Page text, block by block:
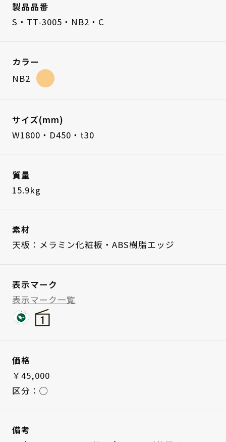
製品品番
S・TT-3005・NB2・C
カラー
NB2
サイズ(mm)
W1800・D450・t30
質量
15.9kg
素材
天板：メラミン化粧板・ABS樹脂エッジ
表示マーク
表示マーク一覧
価格
￥45,000
区分：◯
備考